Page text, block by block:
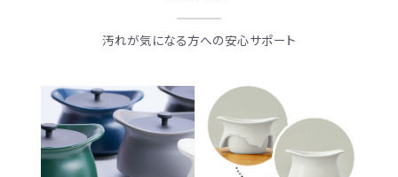
汚れが気になる方への安心サポート